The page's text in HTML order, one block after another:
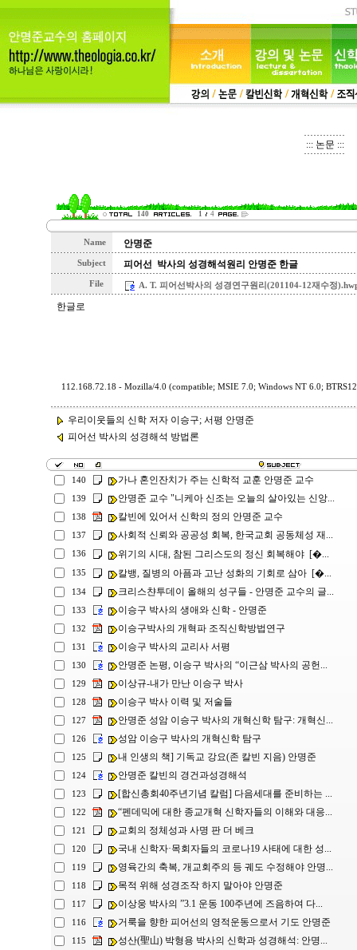
::: 논문 :::
140 1 4
Name 안명준
Subject 피어선 박사의 성경해석원리 안명준 한글
File A. T. 피어선박사의 성경연구원리(201104-12재수정
한글로
112.168.72.18 - Mozilla/4.0 (compatible; MSIE 7.0; Windows NT 6.0;
우리이웃들의 신학 저자 이승구; 서평 안명준
피어선 박사의 성경해석 방법론
140 가나 혼인잔치가 주는 신학적 교훈 안명준 교수
139 안명준 교수 "니케아 신조는 오늘의 살아있는 신앙...
138 칼빈에 있어서 신학의 정의 안명준 교수
137 사회적 신뢰와 공공성 회복, 한국교회 공동체성 재...
136 위기의 시대, 참된 그리스도의 정신 회복해야 [�...
135 칼뱅, 질병의 아픔과 고난 성화의 기회로 삼아 [�...
134 크리스챤투데이 올해의 성구들 - 안명준 교수의 글...
133 이승구 박사의 생애와 신학 - 안명준
132 이승구박사의 개혁파 조직신학방법연구
131 이승구 박사의 교리사 서평
130 안명준 논평, 이승구 박사의 “이근삼 박사의 공헌...
129 이상규-내가 만난 이승구 박사
128 이승구 박사 이력 및 저술들
127 안명준 성암 이승구 박사의 개혁신학 탐구: 개혁신...
126 성암 이승구 박사의 개혁신학 탐구
125 내 인생의 책] 기독교 강요(존 칼빈 지음) 안명준
124 안명준 칼빈의 경건과성경해석
123 [합신총회40주년기념 칼럼] 다음세대를 준비하는 ...
122 “펜데믹에 대한 종교개혁 신학자들의 이해와 대응...
121 교회의 정체성과 사명 판 더 베크
120 국내 신학자·목회자들의 코로나19 사태에 대한 성...
119 영육간의 축복, 개교회주의 등 궤도 수정해야 안명...
118 목적 위해 성경조작 하지 말아야 안명준
117 이상웅 박사의 ”3.1 운동 100주년에 즈음하여 다...
116 거룩을 향한 피어선의 영적운동으로서 기도 안명준
115 성산(聖山) 박형용 박사의 신학과 성경해석: 안명...